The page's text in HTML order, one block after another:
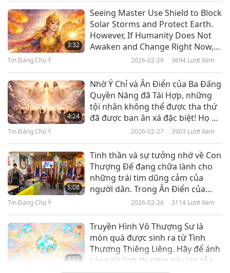
9
34:52
Tin Đáng Chú Ý 2022-04-09 3026Lượt Xem
10
33:35
Tin Đáng Chú Ý
Tin Đáng Chú Ý 2022-04-10 2955 Lượt Xem
11
37:57
Tin Đáng Chú Ý
Tin Đáng Chú Ý 2022-04-11 3017Lượt Xem
12
38:05
Tin Đáng Chú Ý
Tin Đáng Chú Ý 2022-04-12 3058Lượt Xem
Lead Âu Lạc (Vietnam) to Brighter
Future
3:32
Seeing Master Use Shield to Block
Solar Storms and Protect Earth.
However, If Humanity Does Not
Awaken and Change Right Now,
Purification Will Continue
Tin Đáng Chú Ý 2026-02-28 3694 Lượt Xem
4:24
Nhờ Ý Chỉ và Ân Điển của Ba Đấng
Quyền Năng đã Tái Hợp, những
tội nhân không thể được tha thứ
đã được ban ân xá đặc biệt! Họ đã
được cứu rỗi!
Tin Đáng Chú Ý 2026-02-27 3903 Lượt Xem
5:08
Tinh thần và sự tưởng nhớ về Con
Thượng Đế đang chữa lành cho
những trái tim dũng cảm của
người dân. Trong Ân Điển của
Đấng Toàn Năng, chúc cô và đất
được tự do mãi mãi và vui hưởng
sự thanh bình.
Tin Đáng Chú Ý 2026-02-26 3114 Lượt Xem
4:02
Truyền Hình Vô Thượng Sư là
món quà được sinh ra từ Tình
Thương Thiêng Liêng. Hãy để ánh
sáng từ tình thương này lan tỏa